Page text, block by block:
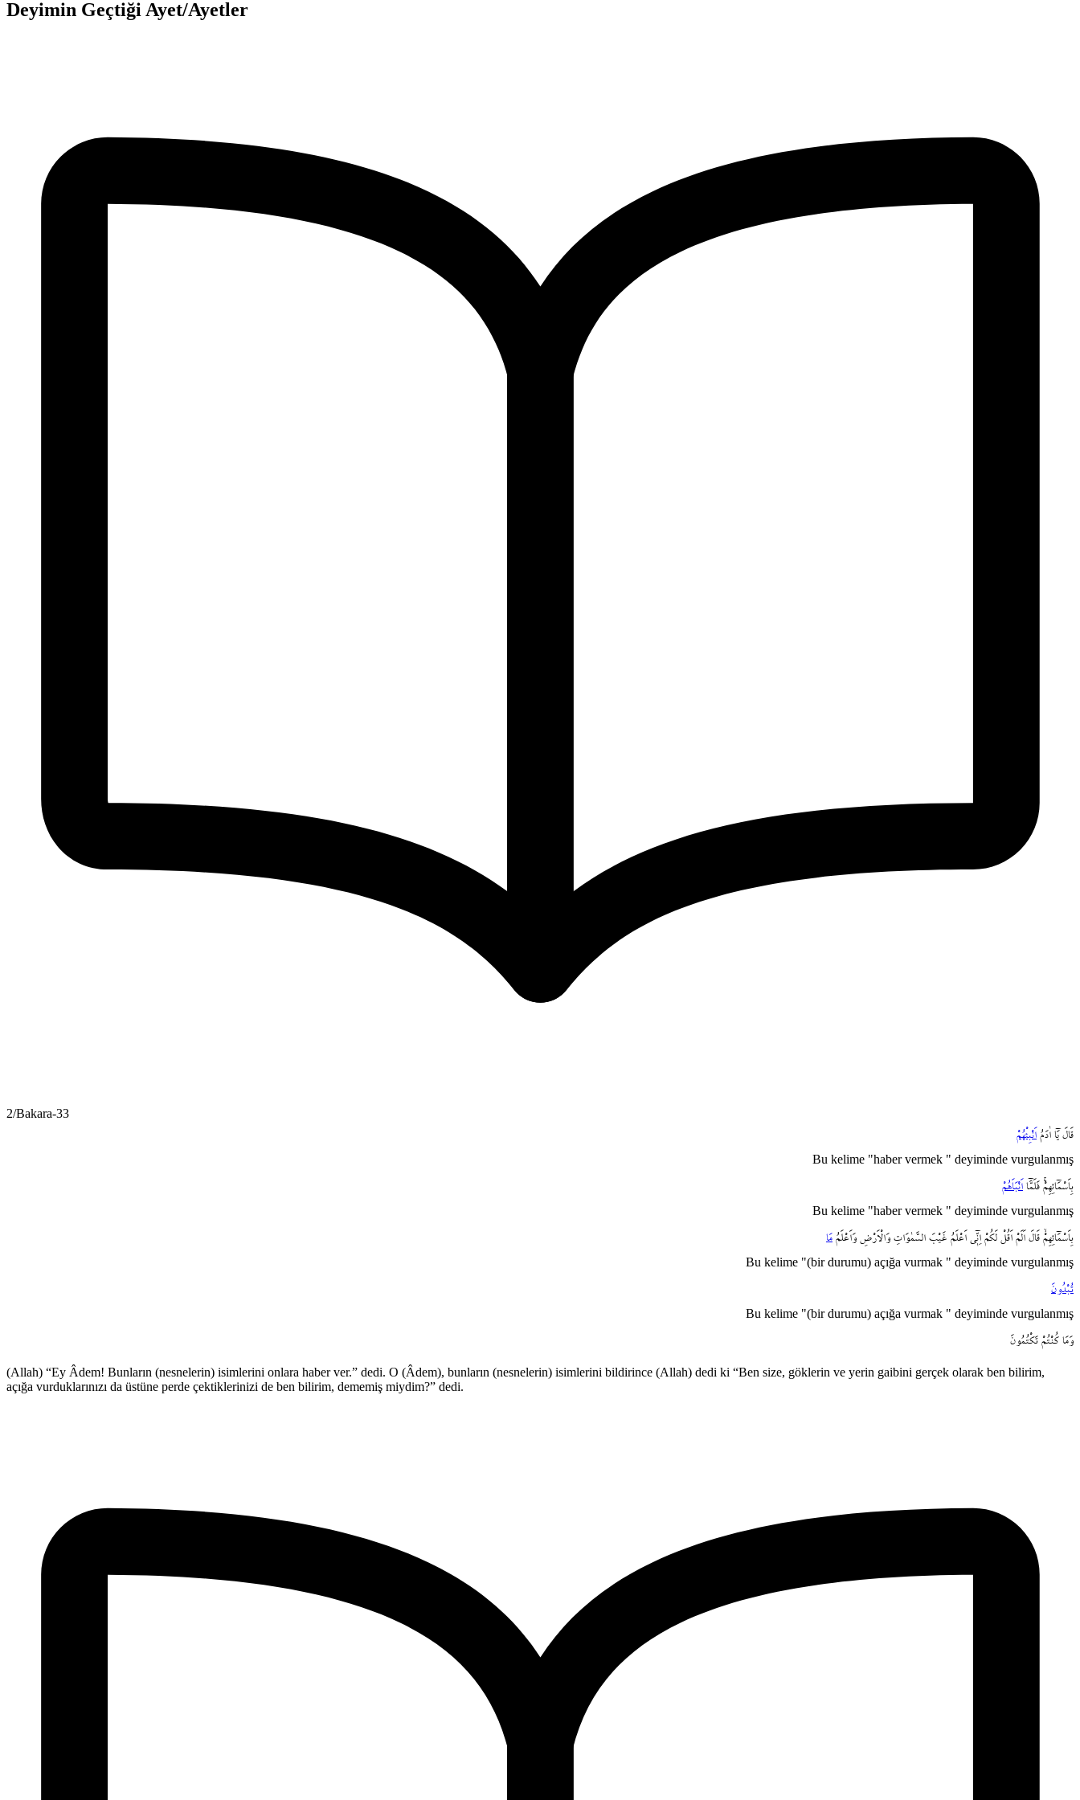
Deyimin Geçtiği Ayet/Ayetler
2/Bakara-33
قَالَ يَٓا اٰدَمُ اَنْبِئْهُمْ
Bu kelime "haber vermek " deyiminde vurgulanmış
بِاَسْمَٓائِهِمْۚ فَلَمَّٓا اَنْبَاَهُمْ
Bu kelime "haber vermek " deyiminde vurgulanmış
بِاَسْمَٓائِهِمْۙ قَالَ اَلَمْ اَقُلْ لَكُمْ اِنّ۪ٓي اَعْلَمُ غَيْبَ السَّمٰوَاتِ وَالْاَرْضِ وَاَعْلَمُ مَا
Bu kelime "(bir durumu) açığa vurmak " deyiminde vurgulanmış
تُبْدُونَ
Bu kelime "(bir durumu) açığa vurmak " deyiminde vurgulanmış
وَمَا كُنْتُمْ تَكْتُمُونَ
(Allah) “Ey Âdem! Bunların (nesnelerin) isimlerini onlara haber ver.” dedi. O (Âdem), bunların (nesnelerin) isimlerini bildirince (Allah) dedi ki “Ben size, göklerin ve yerin gaibini gerçek olarak ben bilirim,
açığa vurduklarınızı da üstüne perde çektiklerinizi de ben bilirim, dememiş miydim?” dedi.